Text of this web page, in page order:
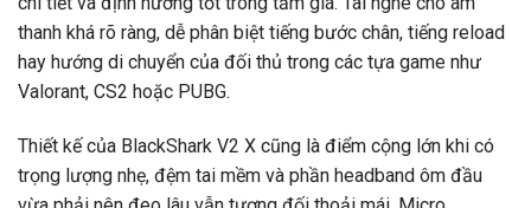
thanh khá rõ ràng, dễ phân biệt tiếng bước chân, tiếng reload
hay hướng di chuyển của đối thủ trong các tựa game như
Valorant, CS2 hoặc PUBG.
Thiết kế của BlackShark V2 X cũng là điểm cộng lớn khi có
trọng lượng nhẹ, đệm tai mềm và phần headband ôm đầu